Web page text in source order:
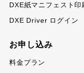
DXE紙マニフェスト印
DXE Driver ログイン
お申し込み
料金プラン